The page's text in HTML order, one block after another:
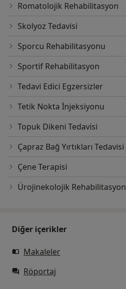
Romatolojik Rehabilitasyon
Skolyoz Tedavisi
Sporcu Rehabilitasyonu
Sportif Rehabilitasyon
Tedavi Edici Egzersizler
Tetik Nokta İnjeksiyonu
Topuk Dikeni Tedavisi
Çapraz Bağ Yırtıkları Tedavisi
Çene Terapisi
Ürojinekolojik Rehabilitasyon
Diğer içerikler
Makaleler
Röportaj